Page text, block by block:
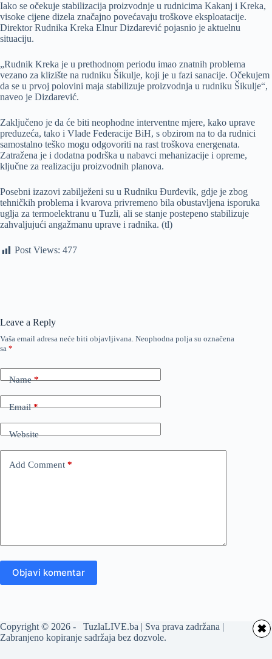
Iako se očekuje stabilizacija proizvodnje u rudnicima Kakanj i Kreka,
visoke cijene dizela značajno povećavaju troškove eksploatacije.
Direktor Rudnika Kreka Elnur Dizdarević pojasnio je aktuelnu
situaciju.
„Rudnik Kreka je u prethodnom periodu imao znatnih problema
vezano za klizište na rudniku Šikulje, koji je u fazi sanacije. Očekujem
da se u prvoj polovini maja stabilizuje proizvodnja u rudniku Šikulje“,
naveo je Dizdarević.
Zaključeno je da će biti neophodne interventne mjere, kako uprave
preduzeća, tako i Vlade Federacije BiH, s obzirom na to da rudnici
samostalno teško mogu odgovoriti na rast troškova energenata.
Zatražena je i dodatna podrška u nabavci mehanizacije i opreme,
ključne za realizaciju proizvodnih planova.
Posebni izazovi zabilježeni su u Rudniku Đurđevik, gdje je zbog
tehničkih problema i kvarova privremeno bila obustavljena isporuka
uglja za termoelektranu u Tuzli, ali se stanje postepeno stabilizuje
zahvaljujući angažmanu uprave i radnika. (tl)
Post Views: 477
Leave a Reply
Vaša email adresa neće biti objavljivana. Neophodna polja su označena
sa *
Name*
Email*
Website
Add Comment *
Objavi komentar
Copyright © 2026 - TuzlaLIVE.ba | Sva prava zadržana |
Zabranjeno kopiranje sadržaja bez dozvole.
✖